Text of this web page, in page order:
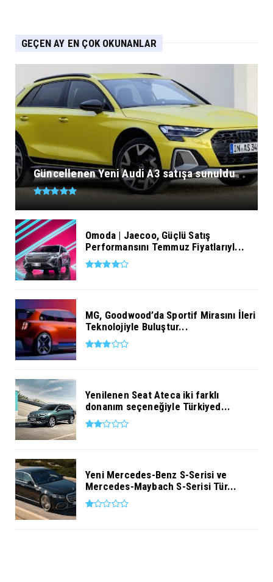
GEÇEN AY EN ÇOK OKUNANLAR
Güncellenen Yeni Audi A3 satışa sunuldu
Omoda | Jaecoo, Güçlü Satış
Performansını Temmuz Fiyatlarıyl...
MG, Goodwood’da Sportif Mirasını İleri
Teknolojiyle Buluştur...
Yenilenen Seat Ateca iki farklı
donanım seçeneğiyle Türkiyed...
Yeni Mercedes-Benz S-Serisi ve
Mercedes-Maybach S-Serisi Tür...